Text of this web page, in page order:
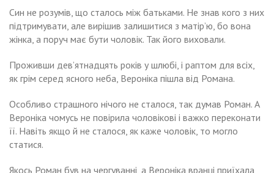
Син не розумів, що сталось між батьками. Не знав кого з них
підтримувати, але вирішив залишитися з матір’ю, бо вона
жінка, а поруч має бути чоловік. Так його виховали.
Проживши дев’ятнадцять років у шлюбі, і раптом для всіх,
як грім серед ясного неба, Вероніка пішла від Романа.
Особливо страшного нічого не сталося, так думав Роман. А
Вероніка чомусь не повірила чоловікові і важко переконати
її. Навіть якщо й не сталося, як каже чоловік, то могло
статися.
Якось Роман був на чергуванні, а Вероніка вранці приїхала